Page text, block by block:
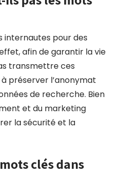
internautes pour des
afin de garantir la vie
transmettre ces
préserver l’anonymat
de recherche. Bien
et du marketing
la sécurité et la
clés dans